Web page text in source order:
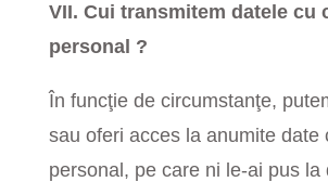
VII. Cui transmitem datele cu
personal ?
În funcţie de circumstanţe,
sau oferi acces la anumite date
personal, pe care ni le-ai pus la